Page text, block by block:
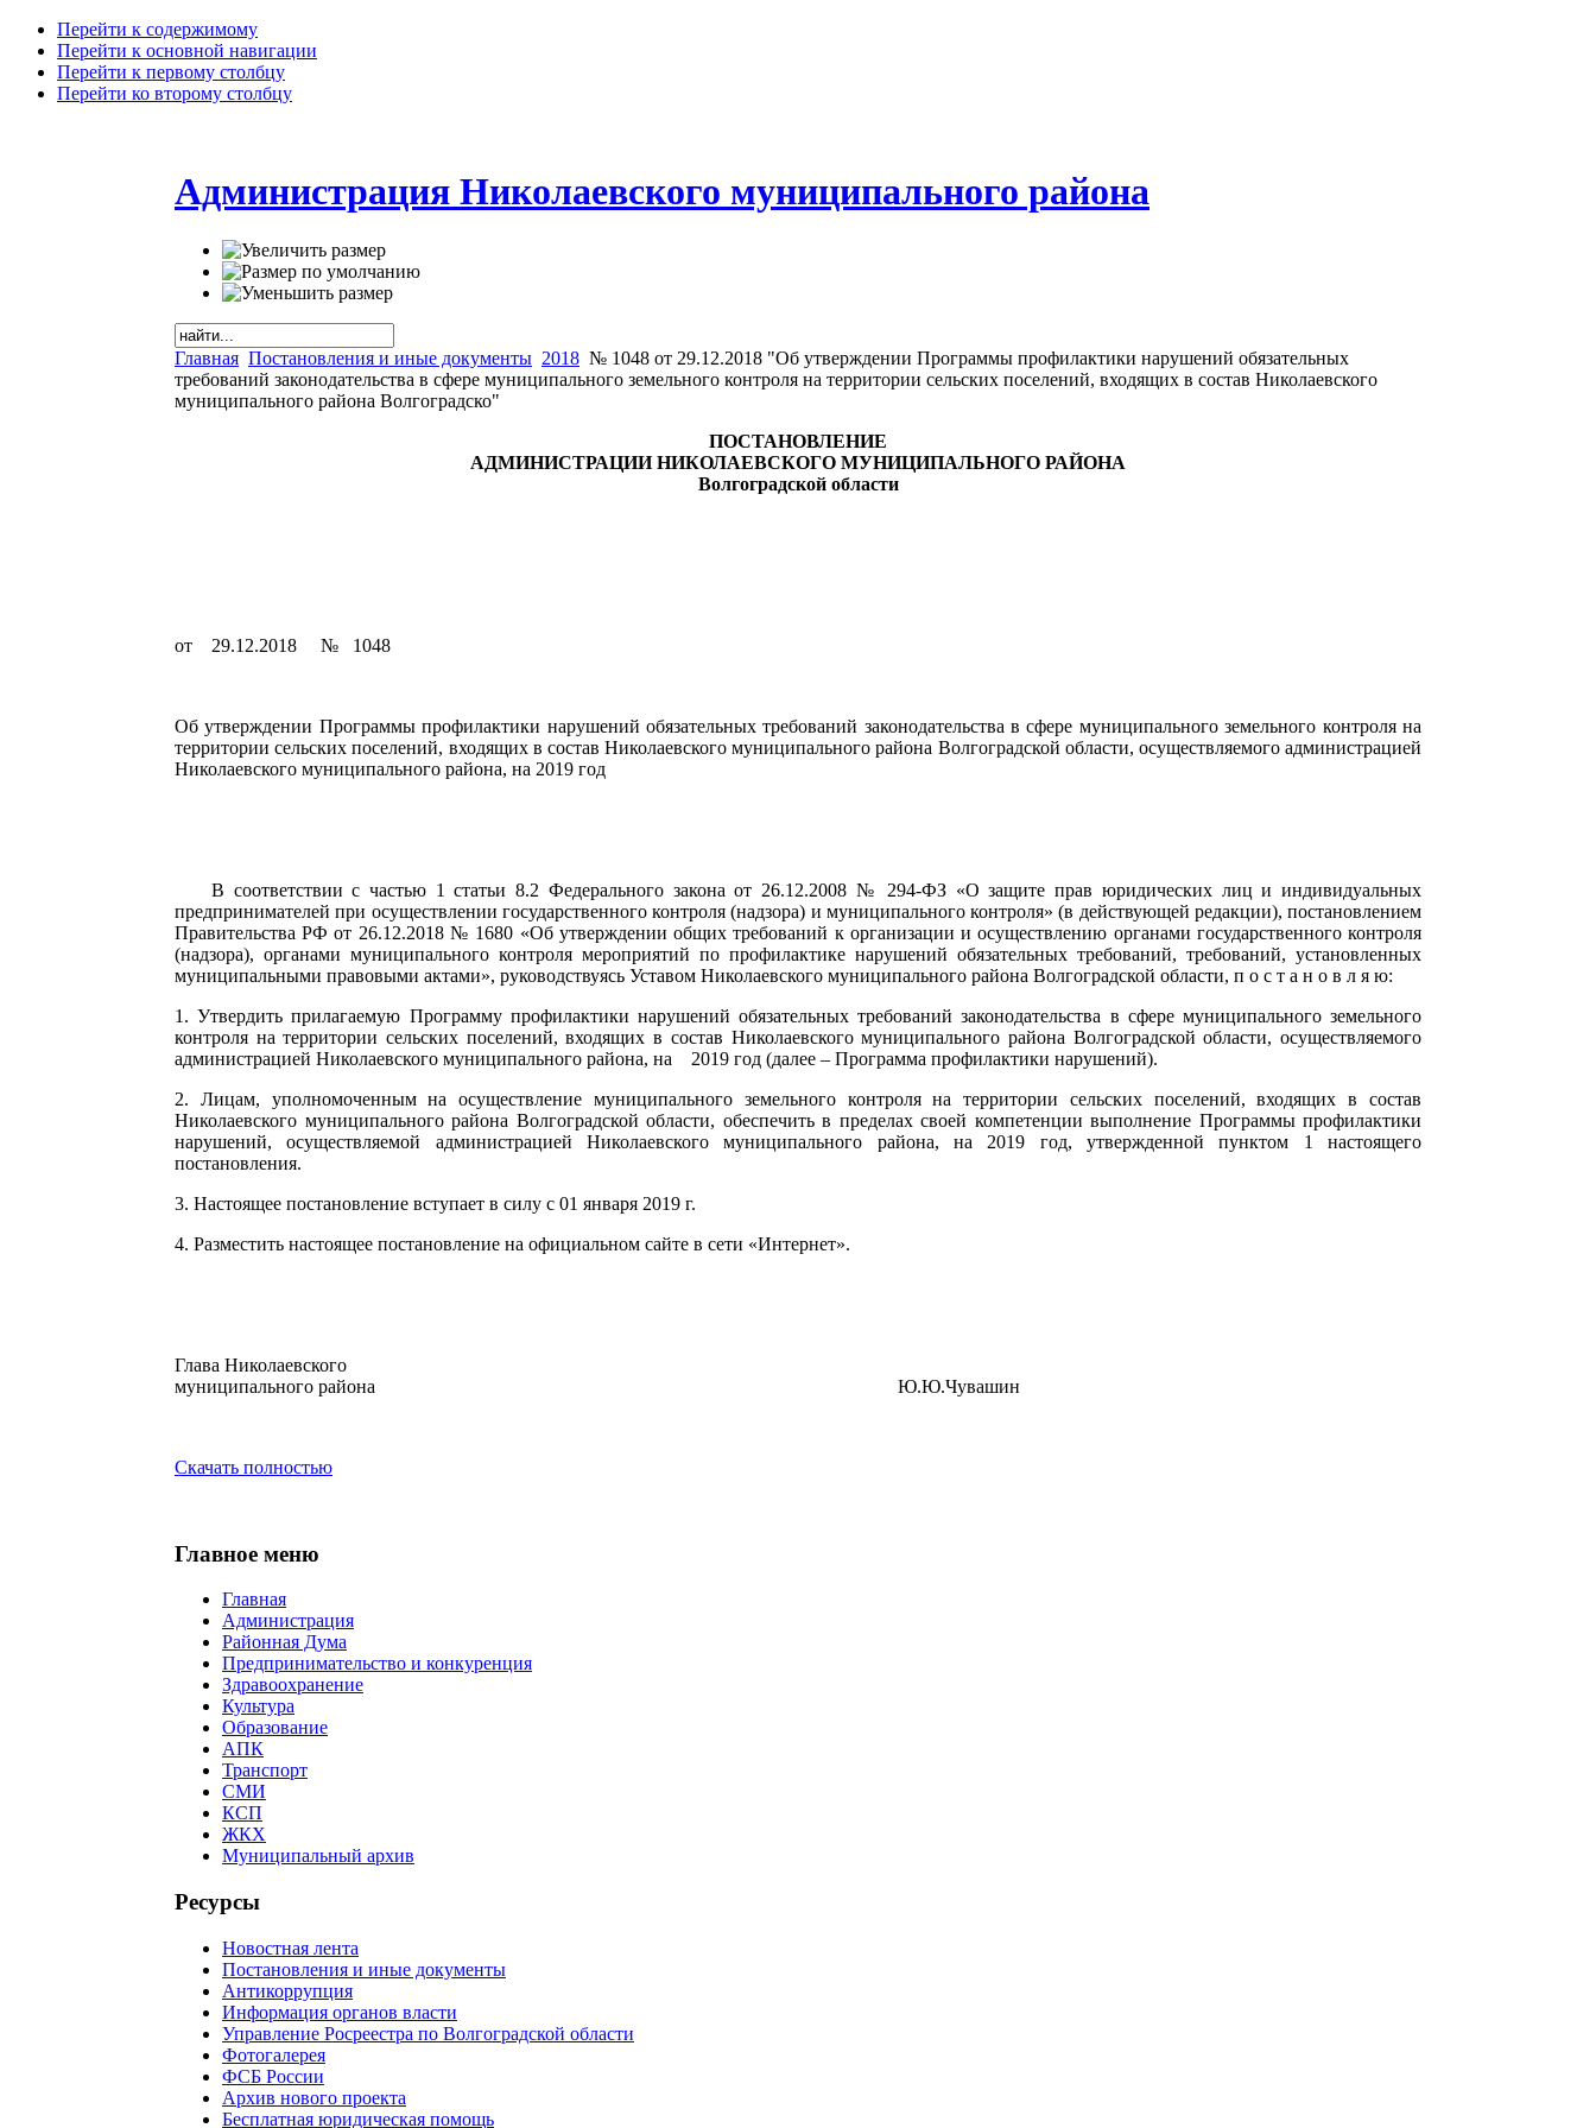
Перейти к содержимому
Перейти к основной навигации
Перейти к первому столбцу
Перейти ко второму столбцу
Администрация Николаевского муниципального района
Главная Постановления и иные документы 2018 № 1048 от 29.12.2018 "Об утверждении Программы профилактики нарушений обязательных
требований законодательства в сфере муниципального земельного контроля на территории сельских поселений, входящих в состав Николаевского
муниципального района Волгоградско"
ПОСТАНОВЛЕНИЕ
АДМИНИСТРАЦИИ НИКОЛАЕВСКОГО МУНИЦИПАЛЬНОГО РАЙОНА
Волгоградской области
от 29.12.2018 № 1048
Об утверждении Программы профилактики нарушений обязательных требований законодательства в сфере муниципального земельного контроля на
территории сельских поселений, входящих в состав Николаевского муниципального района Волгоградской области, осуществляемого администрацией
Николаевского муниципального района, на 2019 год
В соответствии с частью 1 статьи 8.2 Федерального закона от 26.12.2008 № 294-ФЗ «О защите прав юридических лиц и индивидуальных
предпринимателей при осуществлении государственного контроля (надзора) и муниципального контроля» (в действующей редакции), постановлением
Правительства РФ от 26.12.2018 № 1680 «Об утверждении общих требований к организации и осуществлению органами государственного контроля
(надзора), органами муниципального контроля мероприятий по профилактике нарушений обязательных требований, требований, установленных
муниципальными правовыми актами», руководствуясь Уставом Николаевского муниципального района Волгоградской области, п о с т а н о в л я ю:
1. Утвердить прилагаемую Программу профилактики нарушений обязательных требований законодательства в сфере муниципального земельного
контроля на территории сельских поселений, входящих в состав Николаевского муниципального района Волгоградской области, осуществляемого
администрацией Николаевского муниципального района, на 2019 год (далее – Программа профилактики нарушений).
2. Лицам, уполномоченным на осуществление муниципального земельного контроля на территории сельских поселений, входящих в состав
Николаевского муниципального района Волгоградской области, обеспечить в пределах своей компетенции выполнение Программы профилактики
нарушений, осуществляемой администрацией Николаевского муниципального района, на 2019 год, утвержденной пунктом 1 настоящего
постановления.
3. Настоящее постановление вступает в силу с 01 января 2019 г.
4. Разместить настоящее постановление на официальном сайте в сети «Интернет».
Глава Николаевского
муниципального района Ю.Ю.Чувашин
Скачать полностью
Главное меню
Главная
Администрация
Районная Дума
Предпринимательство и конкуренция
Здравоохранение
Культура
Образование
АПК
Транспорт
СМИ
КСП
ЖКХ
Муниципальный архив
Ресурсы
Новостная лента
Постановления и иные документы
Антикоррупция
Информация органов власти
Управление Росреестра по Волгоградской области
Фотогалерея
ФСБ России
Архив нового проекта
Бесплатная юридическая помощь